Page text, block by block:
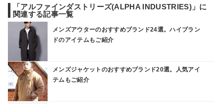
「アルファインダストリーズ(ALPHA INDUSTRIES)」に
関連する記事一覧
メンズアウターのおすすめブランド24選。ハイブラン
ドのアイテムもご紹介
メンズジャケットのおすすめブランド20選。人気アイ
テムもご紹介